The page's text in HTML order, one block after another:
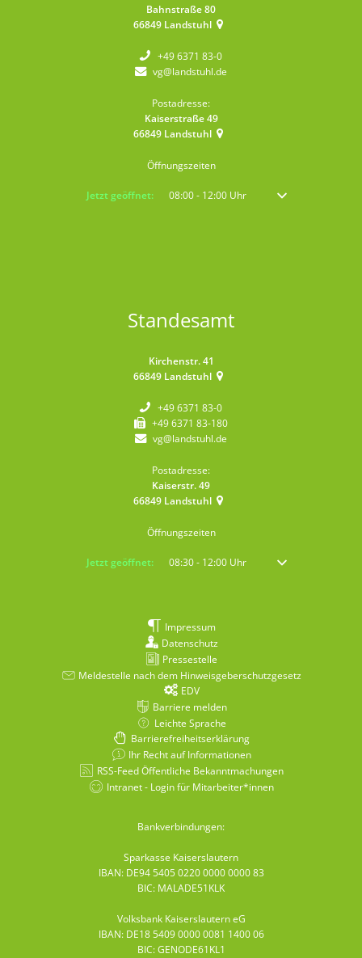
Bahnstraße 80
66849 Landstuhl
+49 6371 83-0
vg@landstuhl.de
Postadresse:
Kaiserstraße 49
66849 Landstuhl
Öffnungszeiten
Klicken, um weitere Öffnungs- oder Schließzeiten auszublenden
Jetzt geöffnet: 08:00- 12:00Uhr Von 08:00 bis 12:00
Standesamt
Kirchenstr. 41
66849 Landstuhl
+49 6371 83-0
+49 6371 83-180
vg@landstuhl.de
Postadresse:
Kaiserstr. 49
66849 Landstuhl
Öffnungszeiten
Klicken, um weitere Öffnungs- oder Schließzeiten auszublenden
Jetzt geöffnet: 08:30- 12:00Uhr Von 08:30 bis 12:00
Impressum
Datenschutz
Pressestelle
Meldestelle nach dem Hinweisgeberschutzgesetz
EDV
Barriere melden
Leichte Sprache
Barrierefreiheitserklärung
Ihr Recht auf Informationen
RSS-Feed Öffentliche Bekanntmachungen
Intranet - Login für Mitarbeiter*innen
Bankverbindungen:
Sparkasse Kaiserslautern
IBAN: DE94 5405 0220 0000 0000 83
BIC: MALADE51KLK
Volksbank Kaiserslautern eG
IBAN: DE18 5409 0000 0081 1400 06
BIC: GENODE61KL1